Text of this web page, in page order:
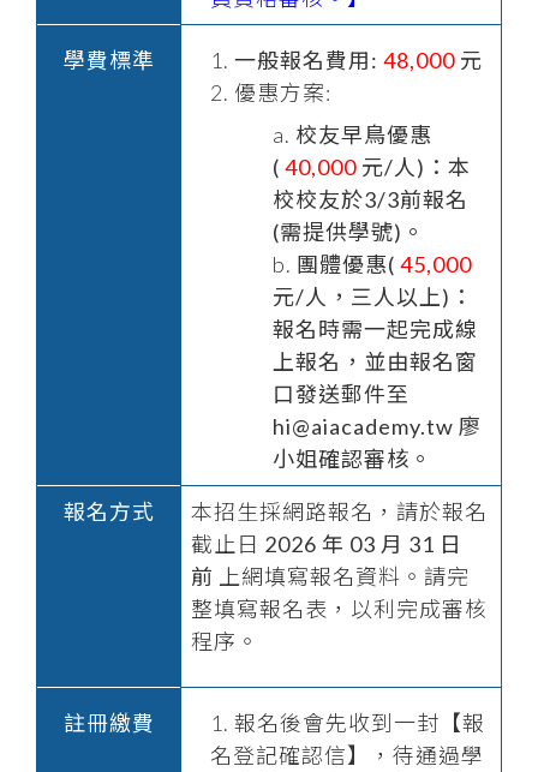
學費標準 一般報名費用: 48,000 元
優惠方案:
校友早鳥優惠
( 40,000 元/人)：本
校校友於3/3前報名
(需提供學號)。
團體優惠( 45,000
元/人，三人以上)：
報名時需一起完成線
上報名，並由報名窗
口發送郵件至
hi@aiacademy.tw 廖
小姐確認審核。
報名方式
本招生採網路報名，請於報名
截止日 2026 年 03 月 31 日
前 上網填寫報名資料。請完
整填寫報名表，以利完成審核
程序。
註冊繳費
報名後會先收到一封【報
名登記確認信】，待通過學